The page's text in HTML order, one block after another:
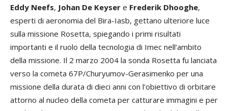
Eddy Neefs, Johan De Keyser e Frederik Dhooghe,
esperti di aeronomia del Bira-Iasb, gettano ulteriore luce
sulla missione Rosetta, spiegando i primi risultati
importanti e il ruolo della tecnologia di Imec nell’ambito
della missione. Il 2 marzo 2004 la sonda Rosetta fu lanciata
verso la cometa 67P/Churyumov-Gerasimenko per una
missione della durata di dieci anni con l’obiettivo di orbitare
attorno al nucleo della cometa per catturare immagini e per